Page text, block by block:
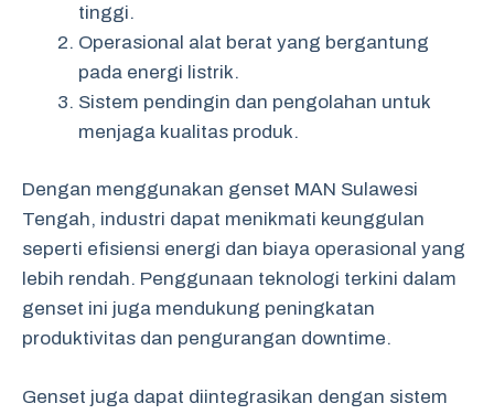
tinggi.
Operasional alat berat yang bergantung
pada energi listrik.
Sistem pendingin dan pengolahan untuk
menjaga kualitas produk.
Dengan menggunakan genset MAN Sulawesi
Tengah, industri dapat menikmati keunggulan
seperti efisiensi energi dan biaya operasional yang
lebih rendah. Penggunaan teknologi terkini dalam
genset ini juga mendukung peningkatan
produktivitas dan pengurangan downtime.
Genset juga dapat diintegrasikan dengan sistem